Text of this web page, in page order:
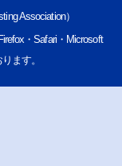
Association）
・Safari・Microsoft
ます。